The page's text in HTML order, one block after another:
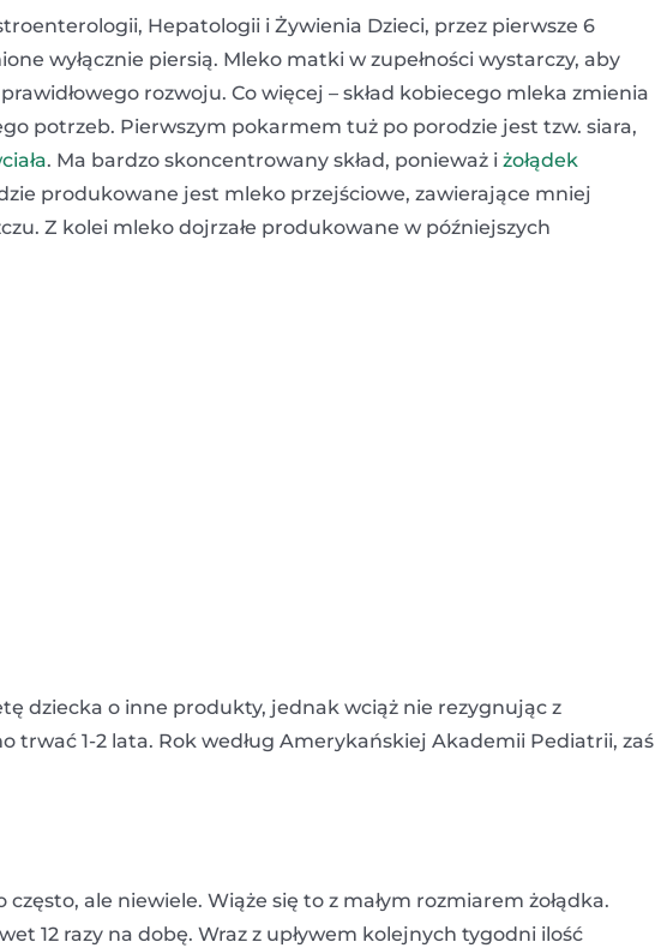
Hepatologii i Żywienia Dzieci, przez pierwsze 6
wyłącznie piersią. Mleko matki w zupełności wystarczy, aby
rozwoju. Co więcej – skład kobiecego mleka zmienia
potrzeb. Pierwszym pokarmem tuż po porodzie jest tzw. siara,
. Ma bardzo skoncentrowany skład, ponieważ i żołądek
produkowane jest mleko przejściowe, zawierające mniej
Z kolei mleko dojrzałe produkowane w późniejszych
dziecka o inne produkty, jednak wciąż nie rezygnując z
trwać 1-2 lata. Rok według Amerykańskiej Akademii Pediatrii, zaś
ale niewiele. Wiąże się to z małym rozmiarem żołądka.
12 razy na dobę. Wraz z upływem kolejnych tygodni ilość